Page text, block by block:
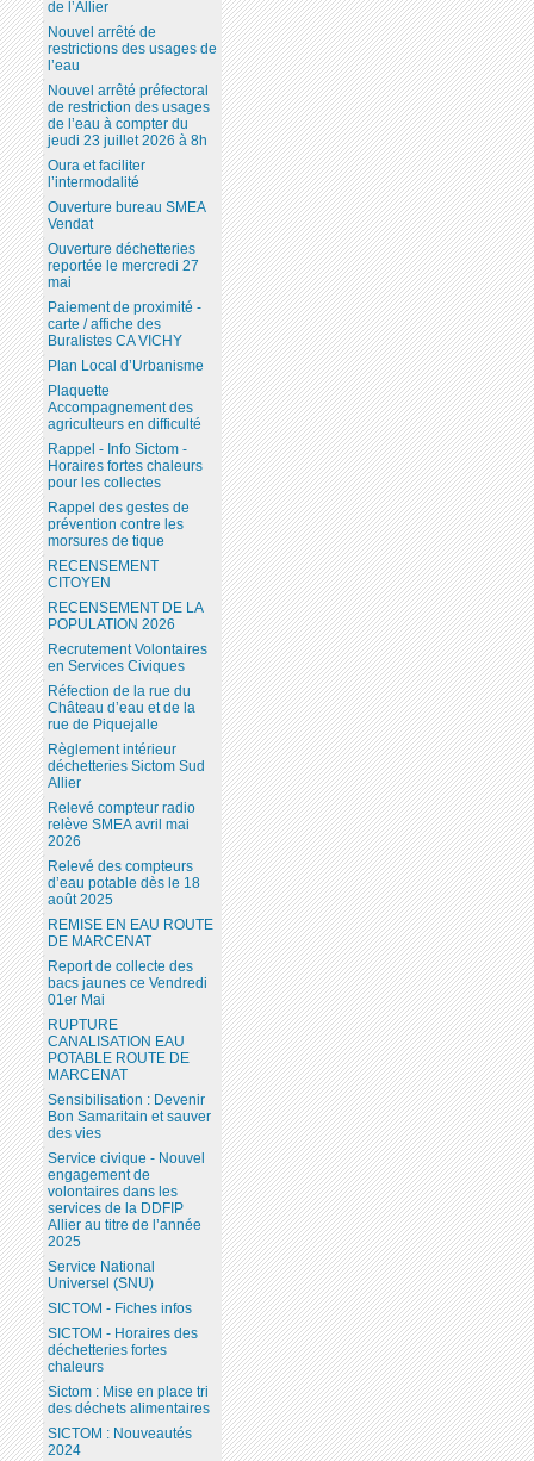
de l’Allier
Nouvel arrêté de
restrictions des usages de
l’eau
Nouvel arrêté préfectoral
de restriction des usages
de l’eau à compter du
jeudi 23 juillet 2026 à 8h
Oura et faciliter
l’intermodalité
Ouverture bureau SMEA
Vendat
Ouverture déchetteries
reportée le mercredi 27
mai
Paiement de proximité -
carte / affiche des
Buralistes CA VICHY
Plan Local d’Urbanisme
Plaquette
Accompagnement des
agriculteurs en difficulté
Rappel - Info Sictom -
Horaires fortes chaleurs
pour les collectes
Rappel des gestes de
prévention contre les
morsures de tique
RECENSEMENT
CITOYEN
RECENSEMENT DE LA
POPULATION 2026
Recrutement Volontaires
en Services Civiques
Réfection de la rue du
Château d’eau et de la
rue de Piquejalle
Règlement intérieur
déchetteries Sictom Sud
Allier
Relevé compteur radio
relève SMEA avril mai
2026
Relevé des compteurs
d’eau potable dès le 18
août 2025
REMISE EN EAU ROUTE
DE MARCENAT
Report de collecte des
bacs jaunes ce Vendredi
01er Mai
RUPTURE
CANALISATION EAU
POTABLE ROUTE DE
MARCENAT
Sensibilisation : Devenir
Bon Samaritain et sauver
des vies
Service civique - Nouvel
engagement de
volontaires dans les
services de la DDFIP
Allier au titre de l’année
2025
Service National
Universel (SNU)
SICTOM - Fiches infos
SICTOM - Horaires des
déchetteries fortes
chaleurs
Sictom : Mise en place tri
des déchets alimentaires
SICTOM : Nouveautés
2024